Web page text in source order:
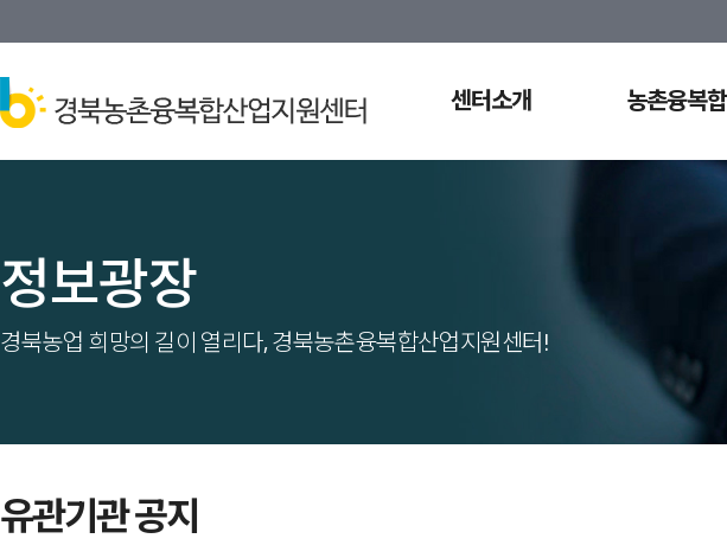
센터소개 농촌융복
정보광장
경북농업 희망의 길이 열리다, 경북농촌융복합산업지원센터!
유관기관 공지